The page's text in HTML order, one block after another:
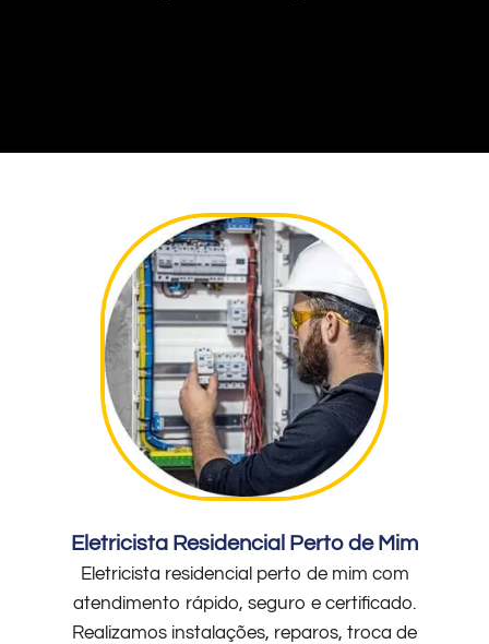
Eletricista Residencial Perto de Mim
Eletricista residencial perto de mim com
atendimento rápido, seguro e certificado.
Realizamos instalações, reparos, troca de